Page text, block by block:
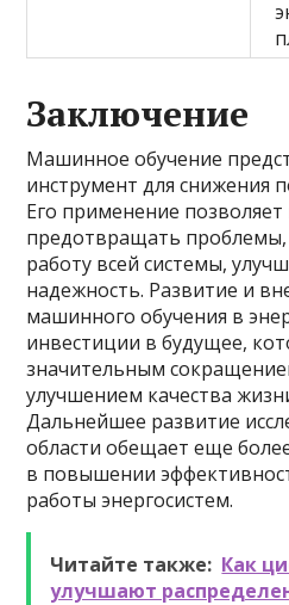
Заключение
Машинное обучение
инструмент для снижения
Его применение
предотвращать
работу всей системы,
надежность. Развитие и
машинного обучения в
инвестиции в будущее,
значительным
улучшением качества
Дальнейшее развитие
области обещает еще
в повышении
работы энергосистем.
Читайте также: Как
улучшают